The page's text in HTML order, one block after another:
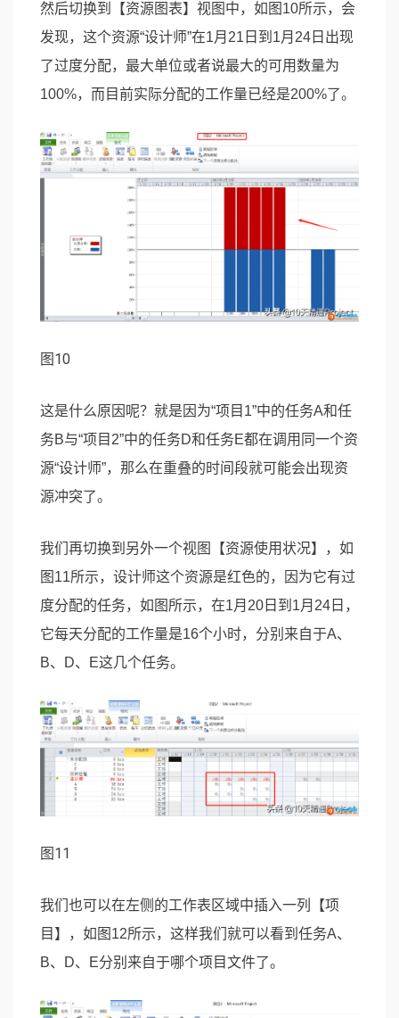
然后切换到【资源图表】视图中，如图10所示，会
发现，这个资源“设计师”在1月21日到1月24日出现
了过度分配，最大单位或者说最大的可用数量为
100%，而目前实际分配的工作量已经是200%了。
图10
这是什么原因呢？就是因为“项目1”中的任务A和任
务B与“项目2”中的任务D和任务E都在调用同一个资
源“设计师”，那么在重叠的时间段就可能会出现资
源冲突了。
我们再切换到另外一个视图【资源使用状况】，如
图11所示，设计师这个资源是红色的，因为它有过
度分配的任务，如图所示，在1月20日到1月24日，
它每天分配的工作量是16个小时，分别来自于A、
B、D、E这几个任务。
图11
我们也可以在左侧的工作表区域中插入一列【项
目】，如图12所示，这样我们就可以看到任务A、
B、D、E分别来自于哪个项目文件了。